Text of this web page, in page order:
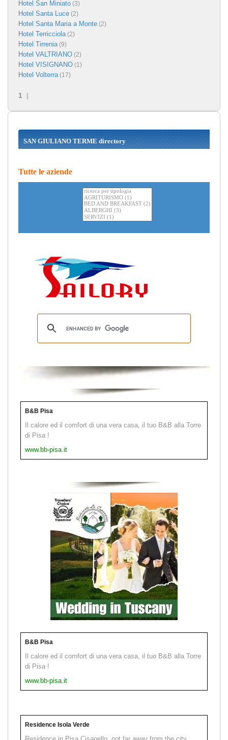
Hotel San Miniato (3)
Hotel Santa Luce (2)
Hotel Santa Maria a Monte (2)
Hotel Terricciola(2)
Hotel Tirrenia(9)
Hotel VALTRIANO (2)
Hotel VISIGNANO (1)
Hotel Volterra(17)
1 |
SAN GIULIANO TERME directory
Tutte le aziende
B&B Pisa
Il calore ed il comfort di una vera casa, il tuo B&B alla Torre
di Pisa !
www.bb-pisa.it
B&B Pisa
Il calore ed il comfort di una vera casa, il tuo B&B alla Torre
di Pisa !
www.bb-pisa.it
Residence Isola Verde